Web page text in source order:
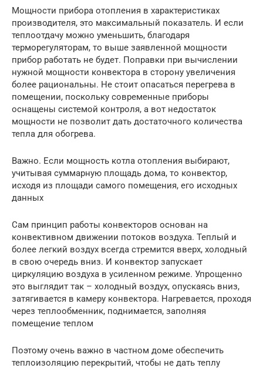
Мощности прибора отопления в характеристиках
производителя, это максимальный показатель. И если
теплоотдачу можно уменьшить, благодаря
терморегуляторам, то выше заявленной мощности
прибор работать не будет. Поправки при вычислении
нужной мощности конвектора в сторону увеличения
более рациональны. Не стоит опасаться перегрева в
помещении, поскольку современные приборы
оснащены системой контроля, а вот недостаток
мощности не позволит дать достаточного количества
тепла для обогрева.
Важно. Если мощность котла отопления выбирают,
учитывая суммарную площадь дома, то конвектор,
исходя из площади самого помещения, его исходных
данных
Сам принцип работы конвекторов основан на
конвективном движении потоков воздуха. Теплый и
более легкий воздух всегда стремится вверх, холодный
в свою очередь вниз. И конвектор запускает
циркуляцию воздуха в усиленном режиме. Упрощенно
это выглядит так – холодный воздух, опускаясь вниз,
затягивается в камеру конвектора. Нагревается, проходя
через теплообменник, поднимается, заполняя
помещение теплом
Поэтому очень важно в частном доме обеспечить
теплоизоляцию перекрытий, чтобы не дать теплу